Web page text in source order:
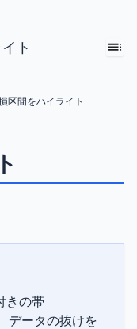
ト
区間をハイライト
きの帯
データの抜けを